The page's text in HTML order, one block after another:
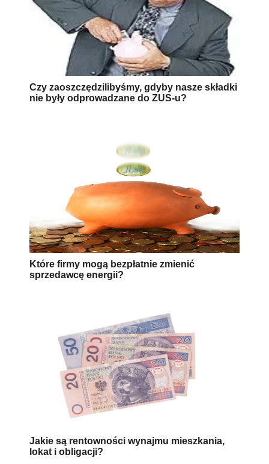
Czy zaoszczędzilibyśmy, gdyby nasze składki
nie były odprowadzane do ZUS-u?
Które firmy mogą bezpłatnie zmienić
sprzedawcę energii?
Jakie są rentowności wynajmu mieszkania,
lokat i obligacji?